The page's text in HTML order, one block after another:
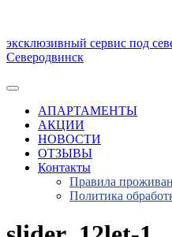
эксклюзивный сервис под
Северодвинск
АПАРТАМЕНТЫ
АКЦИИ
НОВОСТИ
ОТЗЫВЫ
Контакты
Правила
Политика